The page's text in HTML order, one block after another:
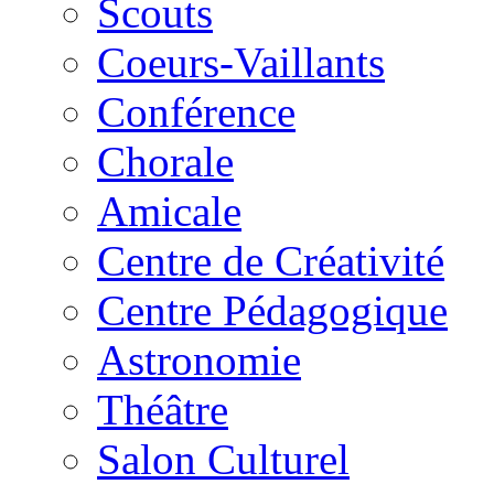
Scouts
Coeurs-Vaillants
Conférence
Chorale
Amicale
Centre de Créativité
Centre Pédagogique
Astronomie
Théâtre
Salon Culturel